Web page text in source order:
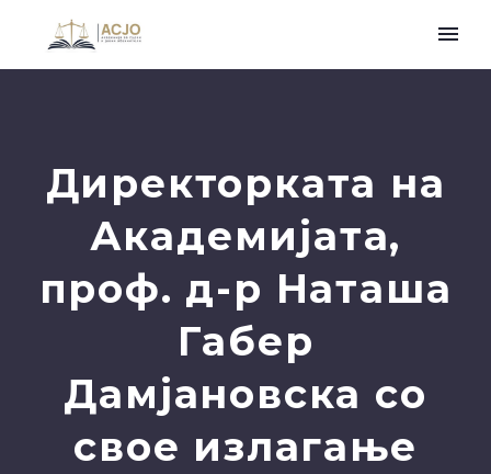
Директорката на
Академијата,
проф. д-р Наташа
Габер
Дамјановска со
свое излагање